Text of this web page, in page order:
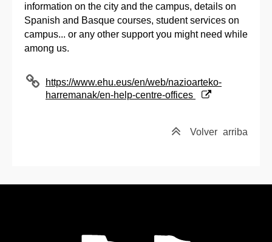
information on the city and the campus, details on
Spanish and Basque courses, student services on
campus... or any other support you might need while
among us.
(Abre una nueva ventana)
https://www.ehu.eus/en/web/nazioarteko-
harremanak/en-help-centre-offices
Volver arriba